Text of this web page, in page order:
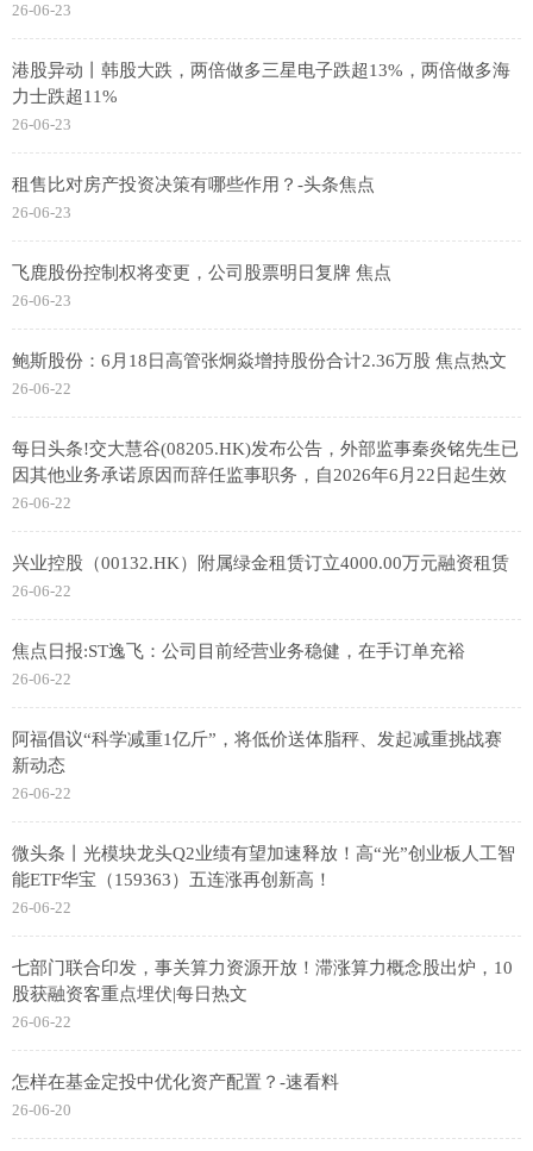
26-06-23
港股异动丨韩股大跌，两倍做多三星电子跌超13%，两倍做多海
力士跌超11%
26-06-23
租售比对房产投资决策有哪些作用？-头条焦点
26-06-23
飞鹿股份控制权将变更，公司股票明日复牌 焦点
26-06-23
鲍斯股份：6月18日高管张炯焱增持股份合计2.36万股 焦点热文
26-06-22
每日头条!交大慧谷(08205.HK)发布公告，外部监事秦炎铭先生已
因其他业务承诺原因而辞任监事职务，自2026年6月22日起生效
26-06-22
兴业控股（00132.HK）附属绿金租赁订立4000.00万元融资租赁
26-06-22
焦点日报:ST逸飞：公司目前经营业务稳健，在手订单充裕
26-06-22
阿福倡议“科学减重1亿斤”，将低价送体脂秤、发起减重挑战赛
新动态
26-06-22
微头条丨光模块龙头Q2业绩有望加速释放！高“光”创业板人工智
能ETF华宝（159363）五连涨再创新高！
26-06-22
七部门联合印发，事关算力资源开放！滞涨算力概念股出炉，10
股获融资客重点埋伏|每日热文
26-06-22
怎样在基金定投中优化资产配置？-速看料
26-06-20